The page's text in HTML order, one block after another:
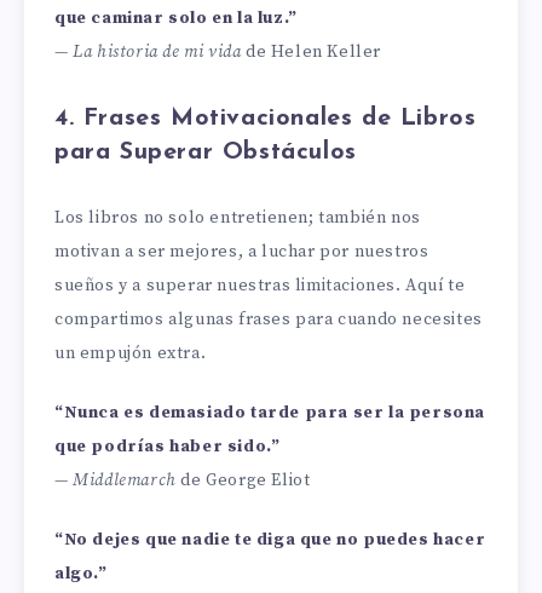
que caminar solo en la luz.”
—La historia de mi vidade Helen Keller
4. Frases Motivacionales de Libros
para Superar Obstáculos
Los libros no solo entretienen; también nos
motivan a ser mejores, a luchar por nuestros
sueños y a superar nuestras limitaciones. Aquí te
compartimos algunas frases para cuando necesites
un empujón extra.
“Nunca es demasiado tarde para ser la persona
que podrías haber sido.”
—Middlemarch de George Eliot
“No dejes que nadie te diga que no puedes hacer
algo.”